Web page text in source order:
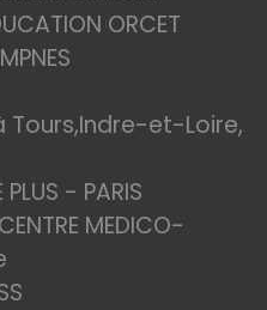
ORCET
et-Loire,
PLUS - PARIS
MEDICO-